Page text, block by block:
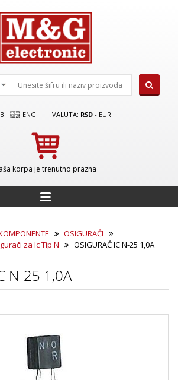
ENG | VALUTA: RSD - EUR
korpa je trenutno prazna
OSIGURAČI
za Ic Tip N OSIGURAČ IC N-25 1,0A
N-25 1,0A